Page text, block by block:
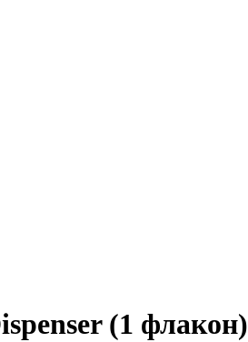
(1 флакон)